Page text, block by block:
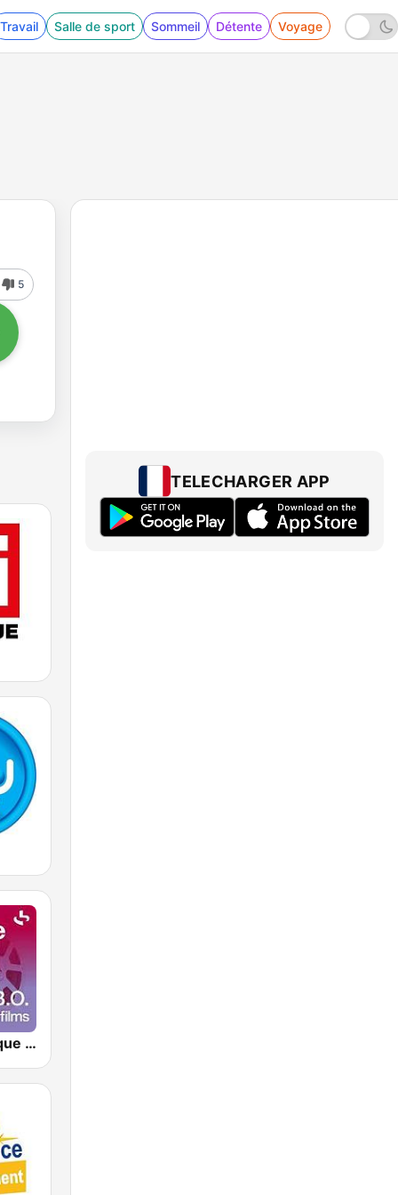
Travail Salle de sport Sommeil Détente Voyage
5
France Musique La B.O. Musiques de Films
TELECHARGER APP